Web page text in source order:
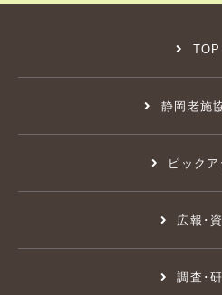
TOP
静岡老施
ピック
広報･
調査･